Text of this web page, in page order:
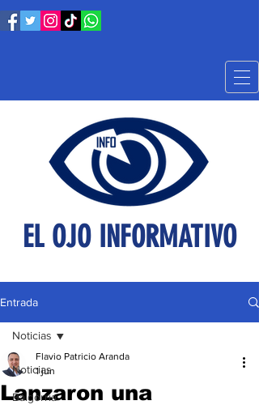
EL OJO INFORMATIVO
Entrada
Noticias
Baigorria
Noticias
Lanzaron una
Flavio Patricio Aranda
1 jun